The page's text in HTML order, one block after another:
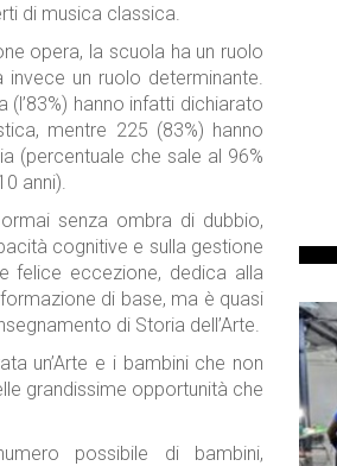
di musica classica.
opera, la scuola ha un ruolo
un ruolo determinante.
hanno infatti dichiarato
mentre 225 (83%) hanno
(percentuale che sale al 96%
anni).
senza ombra di dubbio,
cognitive e sulla gestione
felice eccezione, dedica alla
di base, ma è quasi
di Storia dell’Arte.
un’Arte e i bambini che non
grandissime opportunità che
possibile di bambini,